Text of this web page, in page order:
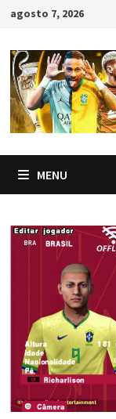
Skip
content
agosto 7, 2026
MENU